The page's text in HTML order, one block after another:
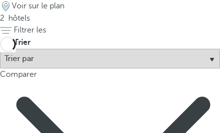
u
p
.
Voir sur le plan
2
hôtels
Filtrer les
Trier
Comparer